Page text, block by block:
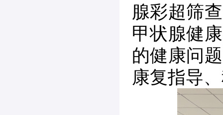
腺彩超筛
甲状腺健
的健康问
康复指导